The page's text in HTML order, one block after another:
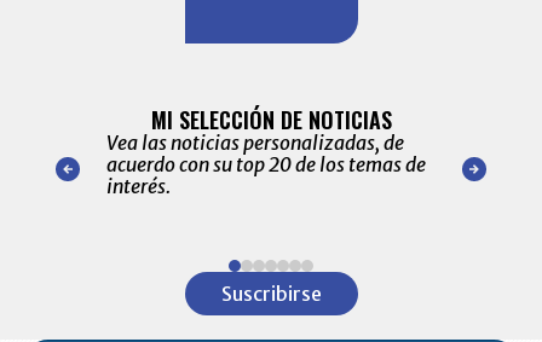
nuestro
para
MI SELECCIÓN DE NOTICIAS
Vea las noticias personalizadas, de
acuerdo con su top 20 de los temas de
interés.
de las
Suscribirse